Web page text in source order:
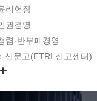
리헌장
권경영
렴·반부패경영
신문고(ETRI 신고센터)